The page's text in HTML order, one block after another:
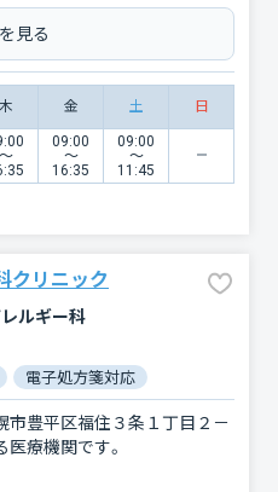
見る
木 金 土 日
〜
09:00
〜
16:35
09:00
〜
11:45
クリニック
ルギー科
電子処方箋対応
市豊平区福住３条１丁目２－
医療機関です。